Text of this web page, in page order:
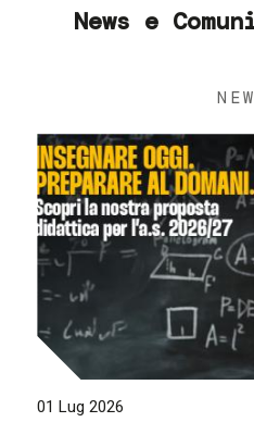
News e
01 Lug 2026